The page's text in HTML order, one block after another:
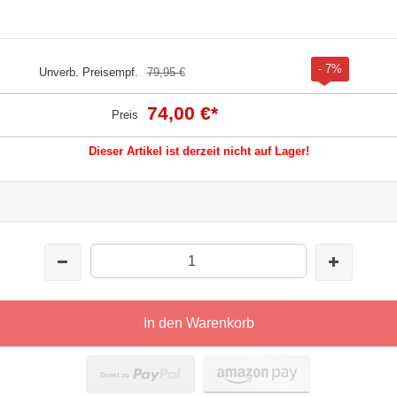
Unverb. Preisempf. 79,95 € - 7%
Preis 74,00 €*
Dieser Artikel ist derzeit nicht auf Lager!
In den Warenkorb